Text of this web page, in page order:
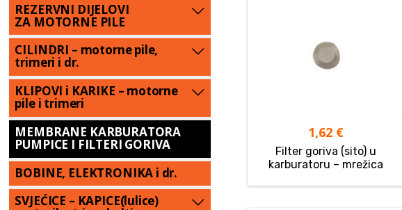
1,62 €
Filter goriva (sito) u
karburatoru – mrežica
REZERVNI DIJELOVI
ZA MOTORNE PILE
CILINDRI – motorne pile,
trimeri i dr.
KLIPOVI i KARIKE – motorne
pile i trimeri
MEMBRANE KARBURATORA
PUMPICE I FILTERI GORIVA
BOBINE, ELEKTRONIKA i dr.
SVJEĆICE – KAPICE(lulice)